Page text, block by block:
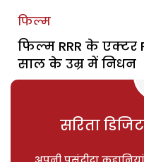
फिल्म
फिल्म RRR के एक्टर
साल के उम्र में निधन
सरिता